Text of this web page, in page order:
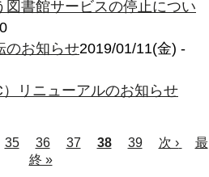
図書館サービスの停止につい
のお知らせ2019/01/11(金) -
リニューアルのお知らせ
Page
35 Page
36 Page
37
カ
38 Page
39
次
次 ›
最
最
終 »